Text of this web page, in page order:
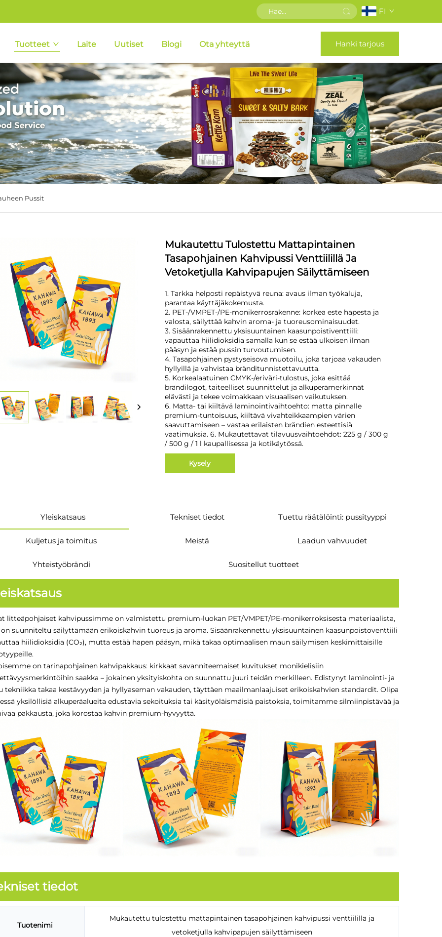
FI
Tuotteet Laite Uutiset Blogi Ota yhteyttä Hanki tarjous
Pussit
Mukautettu Tulostettu Mattapintainen
Tasapohjainen Kahvipussi Venttiilillä Ja
Vetoketjulla Kahvipapujen Säilyttämiseen
1. Tarkka helposti repäistyvä reuna: avaus ilman työkaluja,
parantaa käyttäjäkokemusta.
2. PET-/VMPET-/PE-monikerrosrakenne: korkea este hapesta ja
valosta, säilyttää kahvin aroma- ja tuoreusominaisuudet.
3. Sisäänrakennettu yksisuuntainen kaasunpoistiventtiili:
vapauttaa hiilidioksidia samalla kun se estää ulkoisen ilman
pääsyn ja estää pussin turvoutumisen.
4. Tasapohjainen pystyseisova muotoilu, joka tarjoaa vakauden
hyllyillä ja vahvistaa bränditunnistettavuutta.
5. Korkealaatuinen CMYK-/eriväri-tulostus, joka esittää
brändilogot, taiteelliset suunnittelut ja alkuperämerkinnät
elävästi ja tekee voimakkaan visuaalisen vaikutuksen.
6. Matta- tai kiiltävä laminointivaihtoehto: matta pinnalle
premium-tuntoisuus, kiiltävä vivahteikkaampien värien
saavuttamiseen – vastaa erilaisten brändien esteettisiä
vaatimuksia. 6. Mukautettavat tilavuusvaihtoehdot: 225 g / 300 g
/ 500 g / 1 l kaupallisessa ja kotikäytössä.
Kysely
Yleiskatsaus Tekniset tiedot Tuettu räätälöinti: pussityyppi
Kuljetus ja toimitus Meistä Laadun vahvuudet
Yhteistyöbrändi Suositellut tuotteet
litteäpohjaiset kahvipussimme on valmistettu premium-luokan PET/VMPET/PE-monikerroksisesta materiaalista,
suunniteltu säilyttämään erikoiskahvin tuoreus ja aroma. Sisäänrakennettu yksisuuntainen kaasunpoistoventtiili
hiilidioksidia (CO₂), mutta estää hapen pääsyn, mikä takaa optimaalisen maun säilymisen keskimittaisille
on tarinapohjainen kahvipakkaus: kirkkaat savanniteemaiset kuvitukset monikielisiin
saakka – jokainen yksityiskohta on suunnattu juuri teidän merkilleen. Edistynyt laminointi- ja
tekniikka takaa kestävyyden ja hyllyaseman vakauden, täyttäen maailmanlaajuiset erikoiskahvien standardit. Olipa
yksilöllisiä alkuperäalueita edustavia sekoituksia tai käsityöläismäisiä paistoksia, toimitamme silmiinpistävää ja
pakkausta, joka korostaa kahvin premium-hyvyyttä.
tiedot
Tuotenimi
Mukautettu tulostettu mattapintainen tasapohjainen kahvipussi venttiilillä ja
vetoketjulla kahvipapujen säilyttämiseen